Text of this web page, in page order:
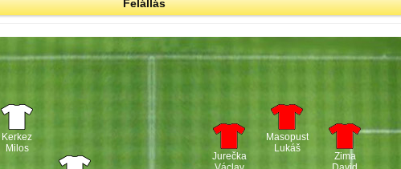
Felállás
Kerkez
Milos
Zima
Masopust
Lukáš
Jurečka